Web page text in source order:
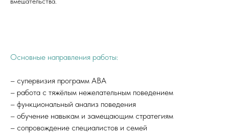
Основные направления работы:
– супервизия программ ABA
– работа с тяжёлым нежелательным поведением
– функциональный анализ поведения
– обучение навыкам и замещающим стратегиям
– сопровождение специалистов и семей